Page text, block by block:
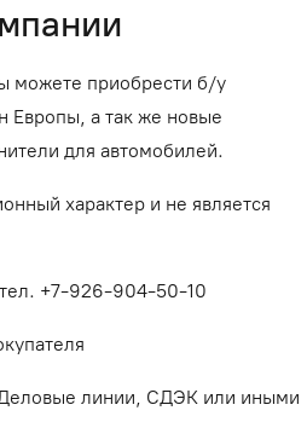
можете приобрести б/у
Европы, а так же новые
для автомобилей.
характер и не является
+7-926-904-50-10
линии, СДЭК или иными